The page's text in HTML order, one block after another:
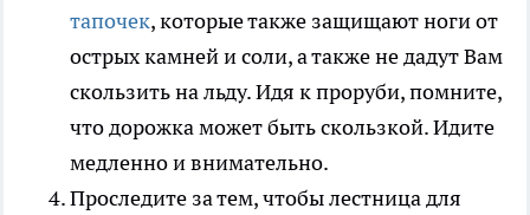
тапочек, которые также защищают ноги от
острых камней и соли, а также не дадут Вам
скользить на льду. Идя к проруби, помните,
что дорожка может быть скользкой. Идите
медленно и внимательно.
Проследите за тем, чтобы лестница для